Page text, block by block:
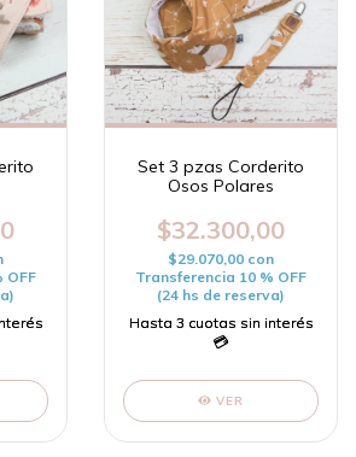
OFF
Set 3 pzas Corderito
Osos Polares
$32.300,00
$29.070,00 con
Transferencia 10 % OFF
(24 hs de reserva)
VER